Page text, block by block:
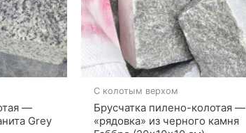
—
Grey
С колотым верхом
Брусчатка пилено-колотая —
«рядовка» из черного камня